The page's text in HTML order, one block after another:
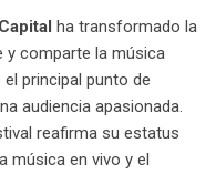
ha transformado la
y comparte la música
principal punto de
audiencia apasionada.
reafirma su estatus
música en vivo y el